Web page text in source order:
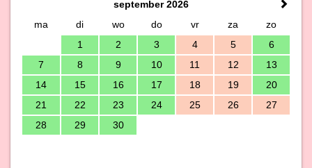
september 2026
ma
di wo do vr za
zo
1
2 3 4 5
6
7
8 9 10 11 12
13
14
15 16 17 18 19
20
21
22 23 24 25 26
27
28
29 30